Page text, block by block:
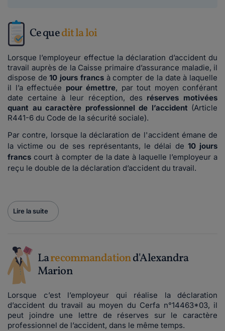
Ce quedit la loi
Lorsque l’employeur effectue la déclaration d’accident du
travail auprès de la Caisse primaire d’assurance maladie, il
dispose de 10 jours francsà compter de la date à laquelle
il l’a effectuée pour émettre, par tout moyen conférant
date certaine à leur réception, des réserves motivées
quant au caractère professionnel de l’accident (Article
R441-6 du Code de la sécurité sociale).
Par contre, lorsque la déclaration de l'accident émane de
la victime ou de ses représentants, le délai de 10 jours
francs court à compter de la date à laquelle l’employeur a
reçu le double de la déclaration d’accident du travail.
Lire la suite
Larecommandationd'Alexandra
Marion
Lorsque c’est l’employeur qui réalise la déclaration
d’accident du travail au moyen du Cerfa n°14463*03, il
peut joindre une lettre de réserves sur le caractère
professionnel de l’accident, dans le même temps.